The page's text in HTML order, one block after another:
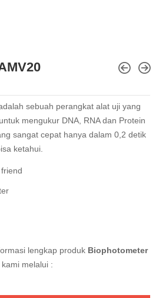
sebuah perangkat alat uji yang
mengukur DNA, RNA dan Protein
sangat cepat hanya dalam 0,2 detik
ketahui.
lengkap produk Biophotometer
kami melalui :